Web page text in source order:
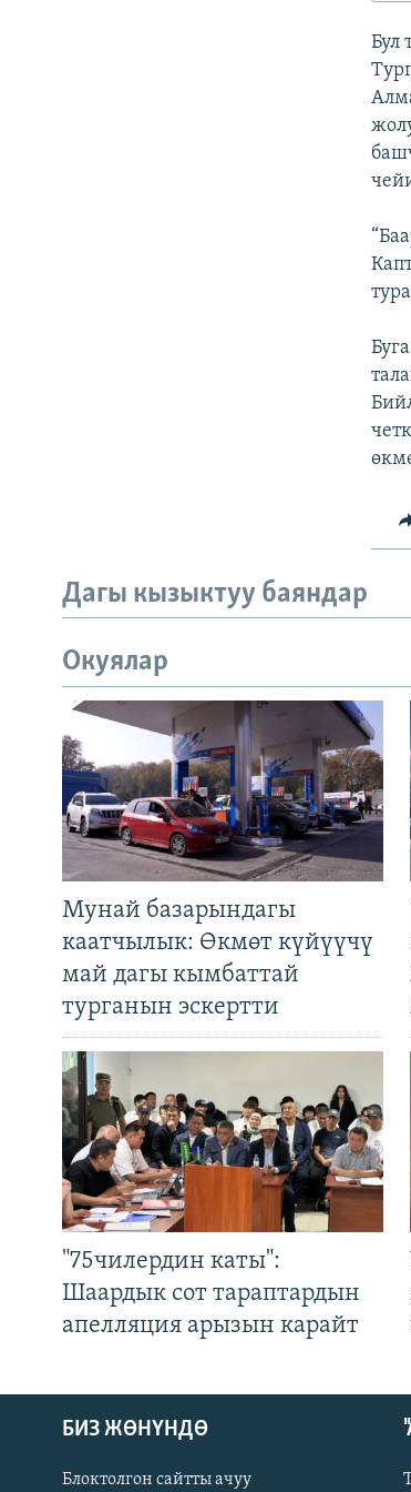
Бул
Дагы кызыктуу баяндар
Окуялар
Мунай базарындагы
каатчылык: Өкмөт күйүүчү
май дагы кымбаттай
турганын эскертти
"75чилердин каты":
Шаардык сот тараптардын
апелляция арызын карайт
БИЗ ЖӨНҮНДӨ
Блоктолгон сайтты ачуу